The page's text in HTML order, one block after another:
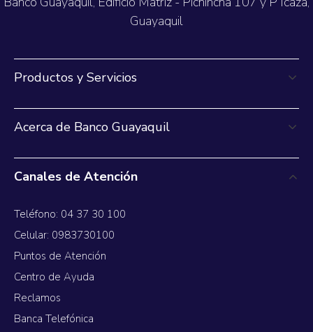
Guayaquil
Productos y Servicios
Acerca de Banco Guayaquil
Canales de Atención
Teléfono: 04 37 30 100
Celular: 0983730100
Puntos de Atención
Centro de Ayuda
Reclamos
Banca Telefónica